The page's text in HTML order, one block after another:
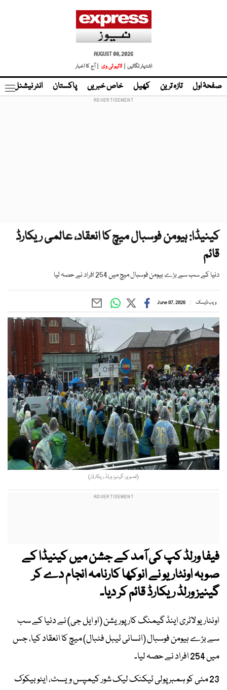
AUGUST 08, 2026
اشتہار لگائیں |
لائیو ٹی وی | آج کا اخبار
صفحۂ اول تازہ ترین کھیل خاص خبریں پاکستان انٹر نیشنل
کینیڈا: ہیومن فوسبال میچ کا انعقاد، عالمی ریکارڈ
قائم
دنیا کے سب سے بڑے ہیومن فوسبال میچ میں 254 افراد نے حصہ لیا
ویب ڈیسک June 07, 2026
(تصویر: گینیز ورلڈ ریکارڈز)
فیفا ورلڈ کپ کی آمد کے جشن میں کینیڈا کے
صوبہ اونٹاریو نےانوکھاکارنامہ انجام دے کر
گینیز ورلڈ ریکارڈ قائم کر دیا۔
اونٹاریو لاٹری اینڈ گیمنگ کارپوریشن (او ایل جی) نے دنیا کے سب
سے بڑے ہیومن فوسبال (انسانی ٹیبل فٹبال) میچ کا انعقاد کیا، جس
میں 254 افراد نے حصہ لیا۔
23 مئی کو ہمبر پولی ٹیکنک لیک شور کیمپس ویسٹ، ایٹوبیکوک